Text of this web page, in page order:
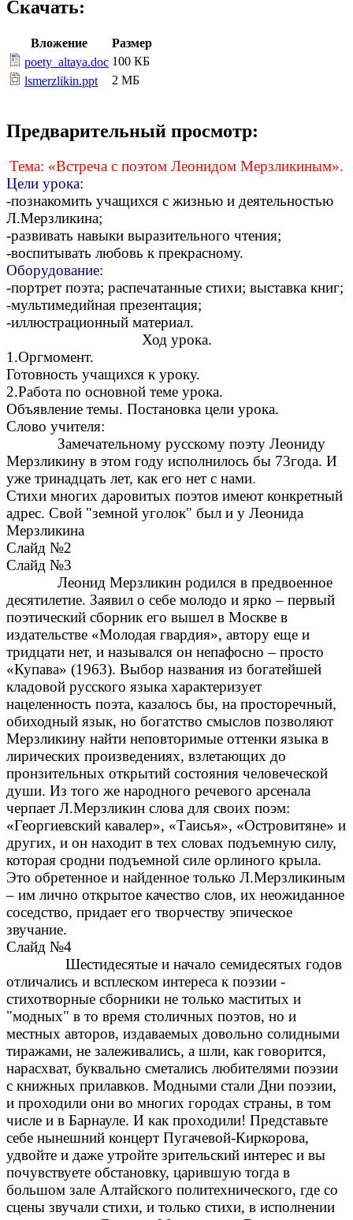
Скачать:
Вложение
Размер
poety_altaya.doc 100 КБ
lsmerzlikin.ppt
2 МБ
Предварительный просмотр:
Тема: «Встреча с поэтом Леонидом Мерзликиным».
Цели урока:
-познакомить учащихся с жизнью и деятельностью
Л.Мерзликина;
-развивать навыки выразительного чтения;
-воспитывать любовь к прекрасному.
Оборудование:
-портрет поэта; распечатанные стихи; выставка книг;
-мультимедийная презентация;
-иллюстрационный материал.
Ход урока.
1.Оргмомент.
Готовность учащихся к уроку.
2.Работа по основной теме урока.
Объявление темы. Постановка цели урока.
Слово учителя:
Замечательному русскому поэту Леониду
Мерзликину в этом году исполнилось бы 73года. И
уже тринадцать лет, как его нет с нами.
Стихи многих даровитых поэтов имеют конкретный
адрес. Свой "земной уголок" был и у Леонида
Мерзликина
Слайд №2
Слайд №3
Леонид Мерзликин родился в предвоенное
десятилетие. Заявил о себе молодо и ярко – первый
поэтический сборник его вышел в Москве в
издательстве «Молодая гвардия», автору еще и
тридцати нет, и назывался он непафосно – просто
«Купава» (1963). Выбор названия из богатейшей
кладовой русского языка характеризует
нацеленность поэта, казалось бы, на просторечный,
обиходный язык, но богатство смыслов позволяют
Мерзликину найти неповторимые оттенки языка в
лирических произведениях, взлетающих до
пронзительных открытий состояния человеческой
души. Из того же народного речевого арсенала
черпает Л.Мерзликин слова для своих поэм:
«Георгиевский кавалер», «Таисья», «Островитяне» и
других, и он находит в тех словах подъемную силу,
которая сродни подъемной силе орлиного крыла.
Это обретенное и найденное только Л.Мерзликиным
– им лично открытое качество слов, их неожиданное
соседство, придает его творчеству эпическое
звучание.
Слайд №4
Шестидесятые и начало семидесятых годов
отличались и всплеском интереса к поэзии -
стихотворные сборники не только маститых и
"модных" в то время столичных поэтов, но и
местных авторов, издаваемых довольно солидными
тиражами, не залеживались, а шли, как говорится,
нарасхват, буквально сметались любителями поэзии
с книжных прилавков. Модными стали Дни поэзии,
и проходили они во многих городах страны, в том
числе и в Барнауле. И как проходили! Представьте
себе нынешний концерт Пугачевой-Киркорова,
удвойте и даже утройте зрительский интерес и вы
почувствуете обстановку, царившую тогда в
большом зале Алтайского политехнического, где со
сцены звучали стихи, и только стихи, в исполнении